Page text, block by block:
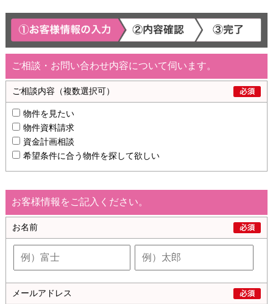
ご相談・お問い合わせ内容について伺います。
ご相談内容 （複数選択可）
物件を見たい
物件資料請求
資金計画相談
希望条件に合う物件を探して欲しい
お客様情報をご記入ください。
お名前
メールアドレス